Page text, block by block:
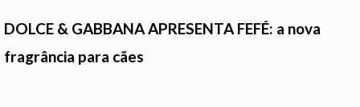
DOLCE & GABBANA APRESENTA FEFÉ: a nova
fragrância para cães